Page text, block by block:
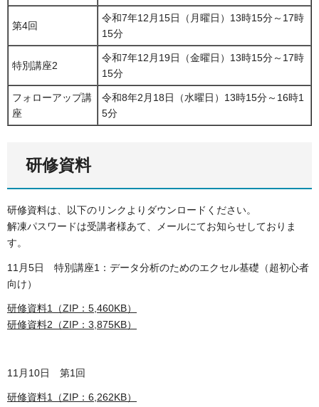
第4回
令和7年12月15日（月曜日）13時15分～17時
15分
特別講座2
令和7年12月19日（金曜日）13時15分～17時
15分
フォローアップ講
座
令和8年2月18日（水曜日）13時15分～16時1
5分
研修資料
研修資料は、以下のリンクよりダウンロードください。
解凍パスワードは受講者様あて、メールにてお知らせしておりま
す。
11月5日 特別講座1：データ分析のためのエクセル基礎（超初心者
向け）
研修資料1（ZIP：5,460KB）
研修資料2（ZIP：3,875KB）
11月10日 第1回
研修資料1（ZIP：6,262KB）